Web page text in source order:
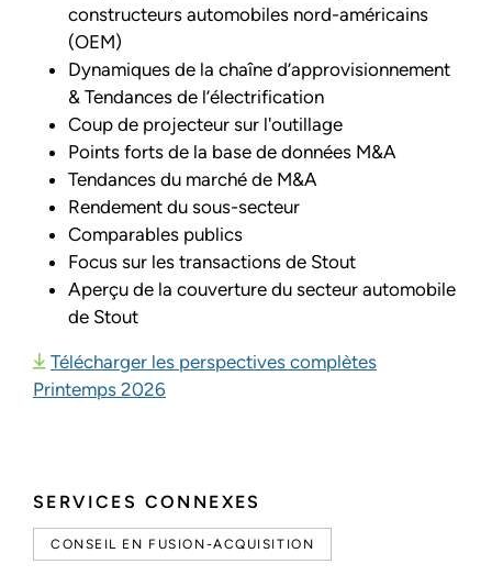
SERVICES CONNEXES
CONSEIL EN FUSION-ACQUISITION
constructeurs automobiles nord-américains
(OEM)
Dynamiques de la chaîne d’approvisionnement
& Tendances de l’électrification
Coup de projecteur sur l'outillage
Points forts de la base de données M&A
Tendances du marché de M&A
Rendement du sous-secteur
Comparables publics
Focus sur les transactions de Stout
Aperçu de la couverture du secteur automobile
de Stout
Télécharger les perspectives complètes
Printemps 2026